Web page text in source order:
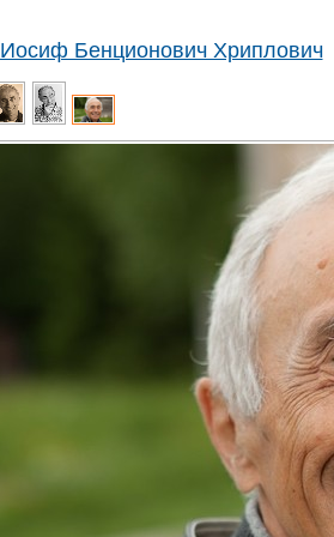
Иосиф Бенционович Хриплович